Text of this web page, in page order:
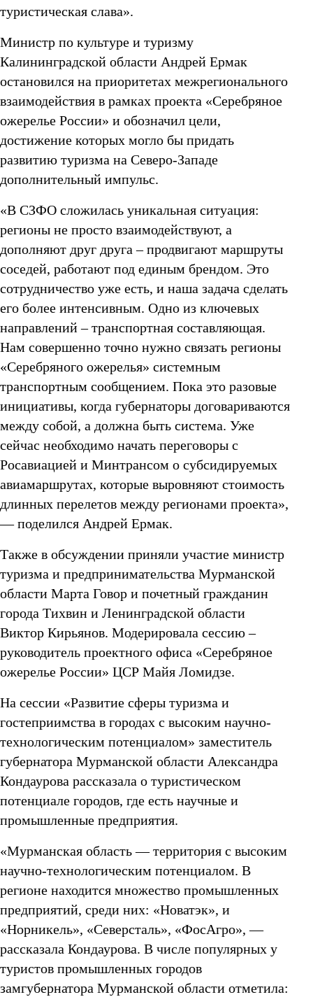
туристическая слава».
Министр по культуре и туризму
Калининградской области Андрей Ермак
остановился на приоритетах межрегионального
взаимодействия в рамках проекта «Серебряное
ожерелье России» и обозначил цели,
достижение которых могло бы придать
развитию туризма на Северо-Западе
дополнительный импульс.
«В СЗФО сложилась уникальная ситуация:
регионы не просто взаимодействуют, а
дополняют друг друга – продвигают маршруты
соседей, работают под единым брендом. Это
сотрудничество уже есть, и наша задача сделать
его более интенсивным. Одно из ключевых
направлений – транспортная составляющая.
Нам совершенно точно нужно связать регионы
«Серебряного ожерелья» системным
транспортным сообщением. Пока это разовые
инициативы, когда губернаторы договариваются
между собой, а должна быть система. Уже
сейчас необходимо начать переговоры с
Росавиацией и Минтрансом о субсидируемых
авиамаршрутах, которые выровняют стоимость
длинных перелетов между регионами проекта»,
— поделился Андрей Ермак.
Также в обсуждении приняли участие министр
туризма и предпринимательства Мурманской
области Марта Говор и почетный гражданин
города Тихвин и Ленинградской области
Виктор Кирьянов. Модерировала сессию –
руководитель проектного офиса «Серебряное
ожерелье России» ЦСР Майя Ломидзе.
На сессии «Развитие сферы туризма и
гостеприимства в городах с высоким научно-
технологическим потенциалом» заместитель
губернатора Мурманской области Александра
Кондаурова рассказала о туристическом
потенциале городов, где есть научные и
промышленные предприятия.
«Мурманская область — территория с высоким
научно-технологическим потенциалом. В
регионе находится множество промышленных
предприятий, среди них: «Новатэк», и
«Норникель», «Северсталь», «ФосАгро», —
рассказала Кондаурова. В числе популярных у
туристов промышленных городов
замгубернатора Мурманской области отметила: